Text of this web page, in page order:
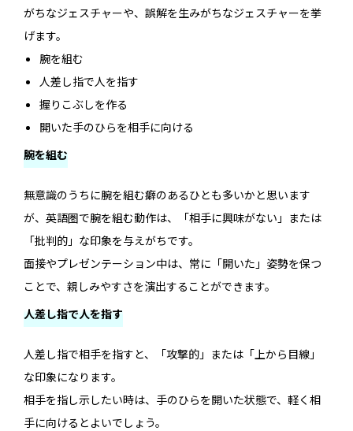
がちなジェスチャーや、誤解を生みがちなジェスチャーを挙
げます。
腕を組む
人差し指で人を指す
握りこぶしを作る
開いた手のひらを相手に向ける
腕を組む
無意識のうちに腕を組む癖のあるひとも多いかと思います
が、英語圏で腕を組む動作は、「相手に興味がない」または
「批判的」な印象を与えがちです。
面接やプレゼンテーション中は、常に「開いた」姿勢を保つ
ことで、親しみやすさを演出することができます。
人差し指で人を指す
人差し指で相手を指すと、「攻撃的」または「上から目線」
な印象になります。
相手を指し示したい時は、手のひらを開いた状態で、軽く相
手に向けるとよいでしょう。